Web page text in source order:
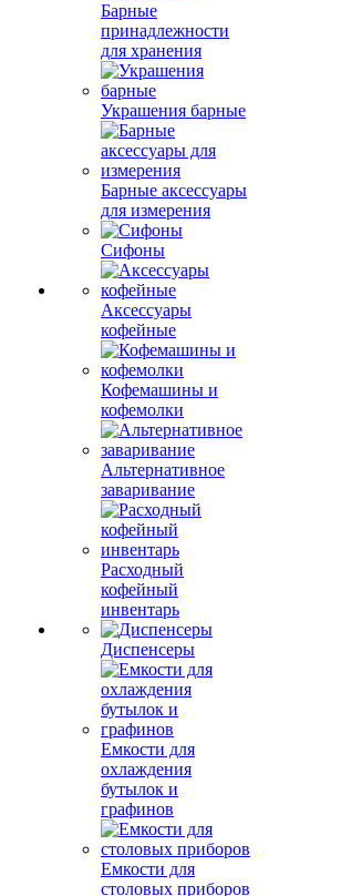
Барные
принадлежности
для хранения
Украшения барные
Барные аксессуары
для измерения
Сифоны
Аксессуары
кофейные
Кофемашины и
кофемолки
Альтернативное
заваривание
Расходный
кофейный
инвентарь
Диспенсеры
Емкости для
охлаждения
бутылок и
графинов
Емкости для
столовых приборов